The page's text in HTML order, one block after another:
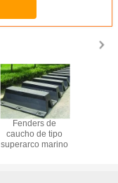
Fenders de
caucho de tipo
superarco marino